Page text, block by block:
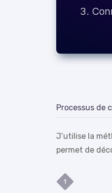
Processus de
J’utilise la
permet de